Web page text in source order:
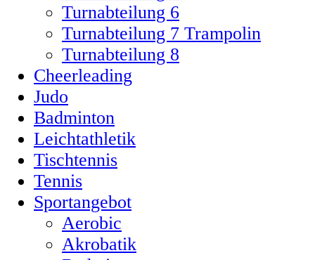
Turnabteilung 6
Turnabteilung 7 Trampolin
Turnabteilung 8
Cheerleading
Judo
Badminton
Leichtathletik
Tischtennis
Tennis
Sportangebot
Aerobic
Akrobatik